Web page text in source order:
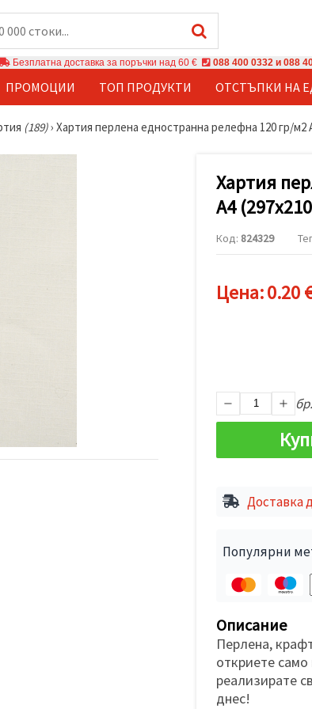
Безплатна доставка за поръчки над 60 € 088 400 0332 и 088
ПРОМОЦИИ ТОП ПРОДУКТИ ОТСТЪПКИ НА
(189)› Хартия перлена едностранна релефна 120 гр/м2
Хартия
А4
Код: 824329
Цена:0.20
бр.
Доставка
Популярни
Описание
Перлена,
откриете
реализирате
днес!